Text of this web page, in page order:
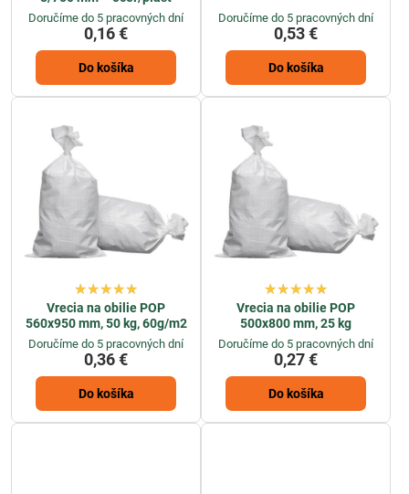
Doručíme do 5 pracovných dní
0,16 €
Do košíka
Doručíme do 5 pracovných dní
0,53 €
Do košíka
Vrecia na obilie POP
560x950 mm, 50 kg, 60g/m2
Doručíme do 5 pracovných dní
0,36 €
Do košíka
Vrecia na obilie POP
500x800 mm, 25 kg
Doručíme do 5 pracovných dní
0,27 €
Do košíka